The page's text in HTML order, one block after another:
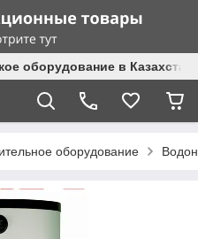
оборудование в
оборудование